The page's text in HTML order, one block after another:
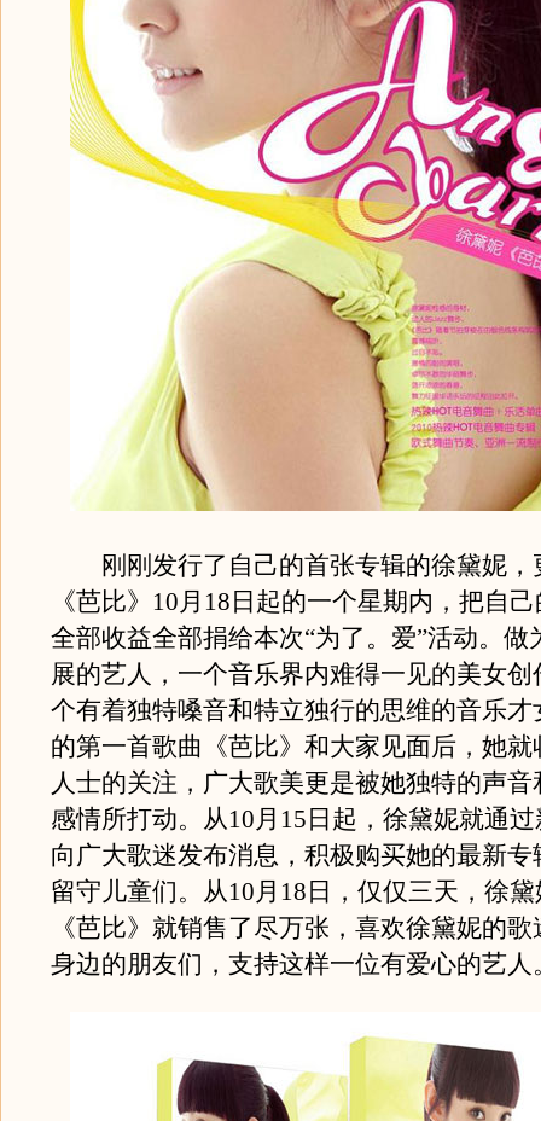
刚刚发行了自己的首张专辑的徐黛妮，
《芭比》10月18日起的一个星期内，把自
全部收益全部捐给本次“为了。爱”活动。做
展的艺人，一个音乐界内难得一见的美女
个有着独特嗓音和特立独行的思维的音乐才
的第一首歌曲《芭比》和大家见面后，她就
人士的关注，广大歌美更是被她独特的声
感情所打动。从10月15日起，徐黛妮就通
向广大歌迷发布消息，积极购买她的最新专
留守儿童们。从10月18日，仅仅三天，徐
《芭比》就销售了尽万张，喜欢徐黛妮的
身边的朋友们，支持这样一位有爱心的艺人